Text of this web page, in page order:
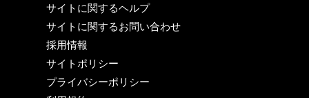
サイトに関するヘルプ
サイトに関するお問い合わせ
採用情報
サイトポリシー
プライバシーポリシー